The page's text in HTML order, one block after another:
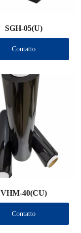
SGH-05(U)
Contatto
VHM-40(CU)
Contatto